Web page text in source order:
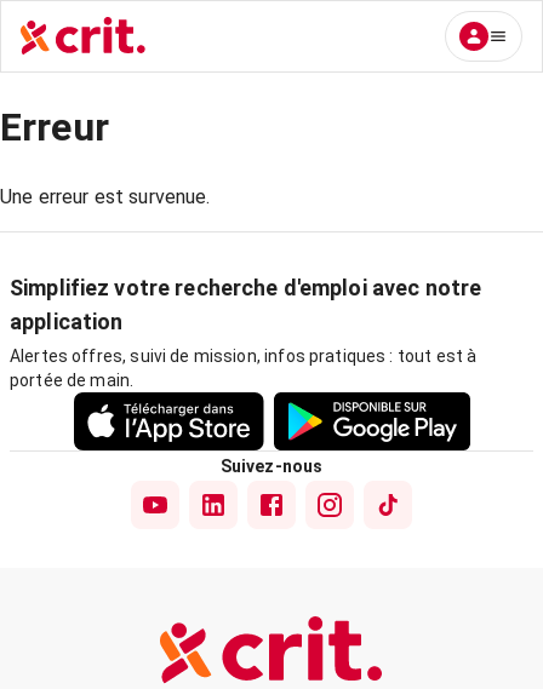
Erreur
Une erreur est survenue.
Simplifiez votre recherche d'emploi avec notre
application
Alertes offres, suivi de mission, infos pratiques : tout est à
portée de main.
Suivez-nous